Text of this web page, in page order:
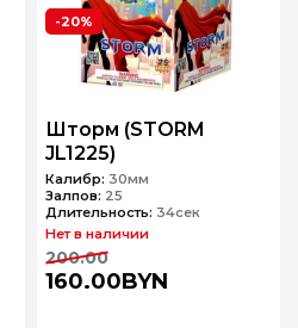
-20%
Шторм (STORM
JL1225)
Калибр: 30мм
Залпов: 25
Длительность: 34сек
Нет в наличии
160.00BYN
200.00